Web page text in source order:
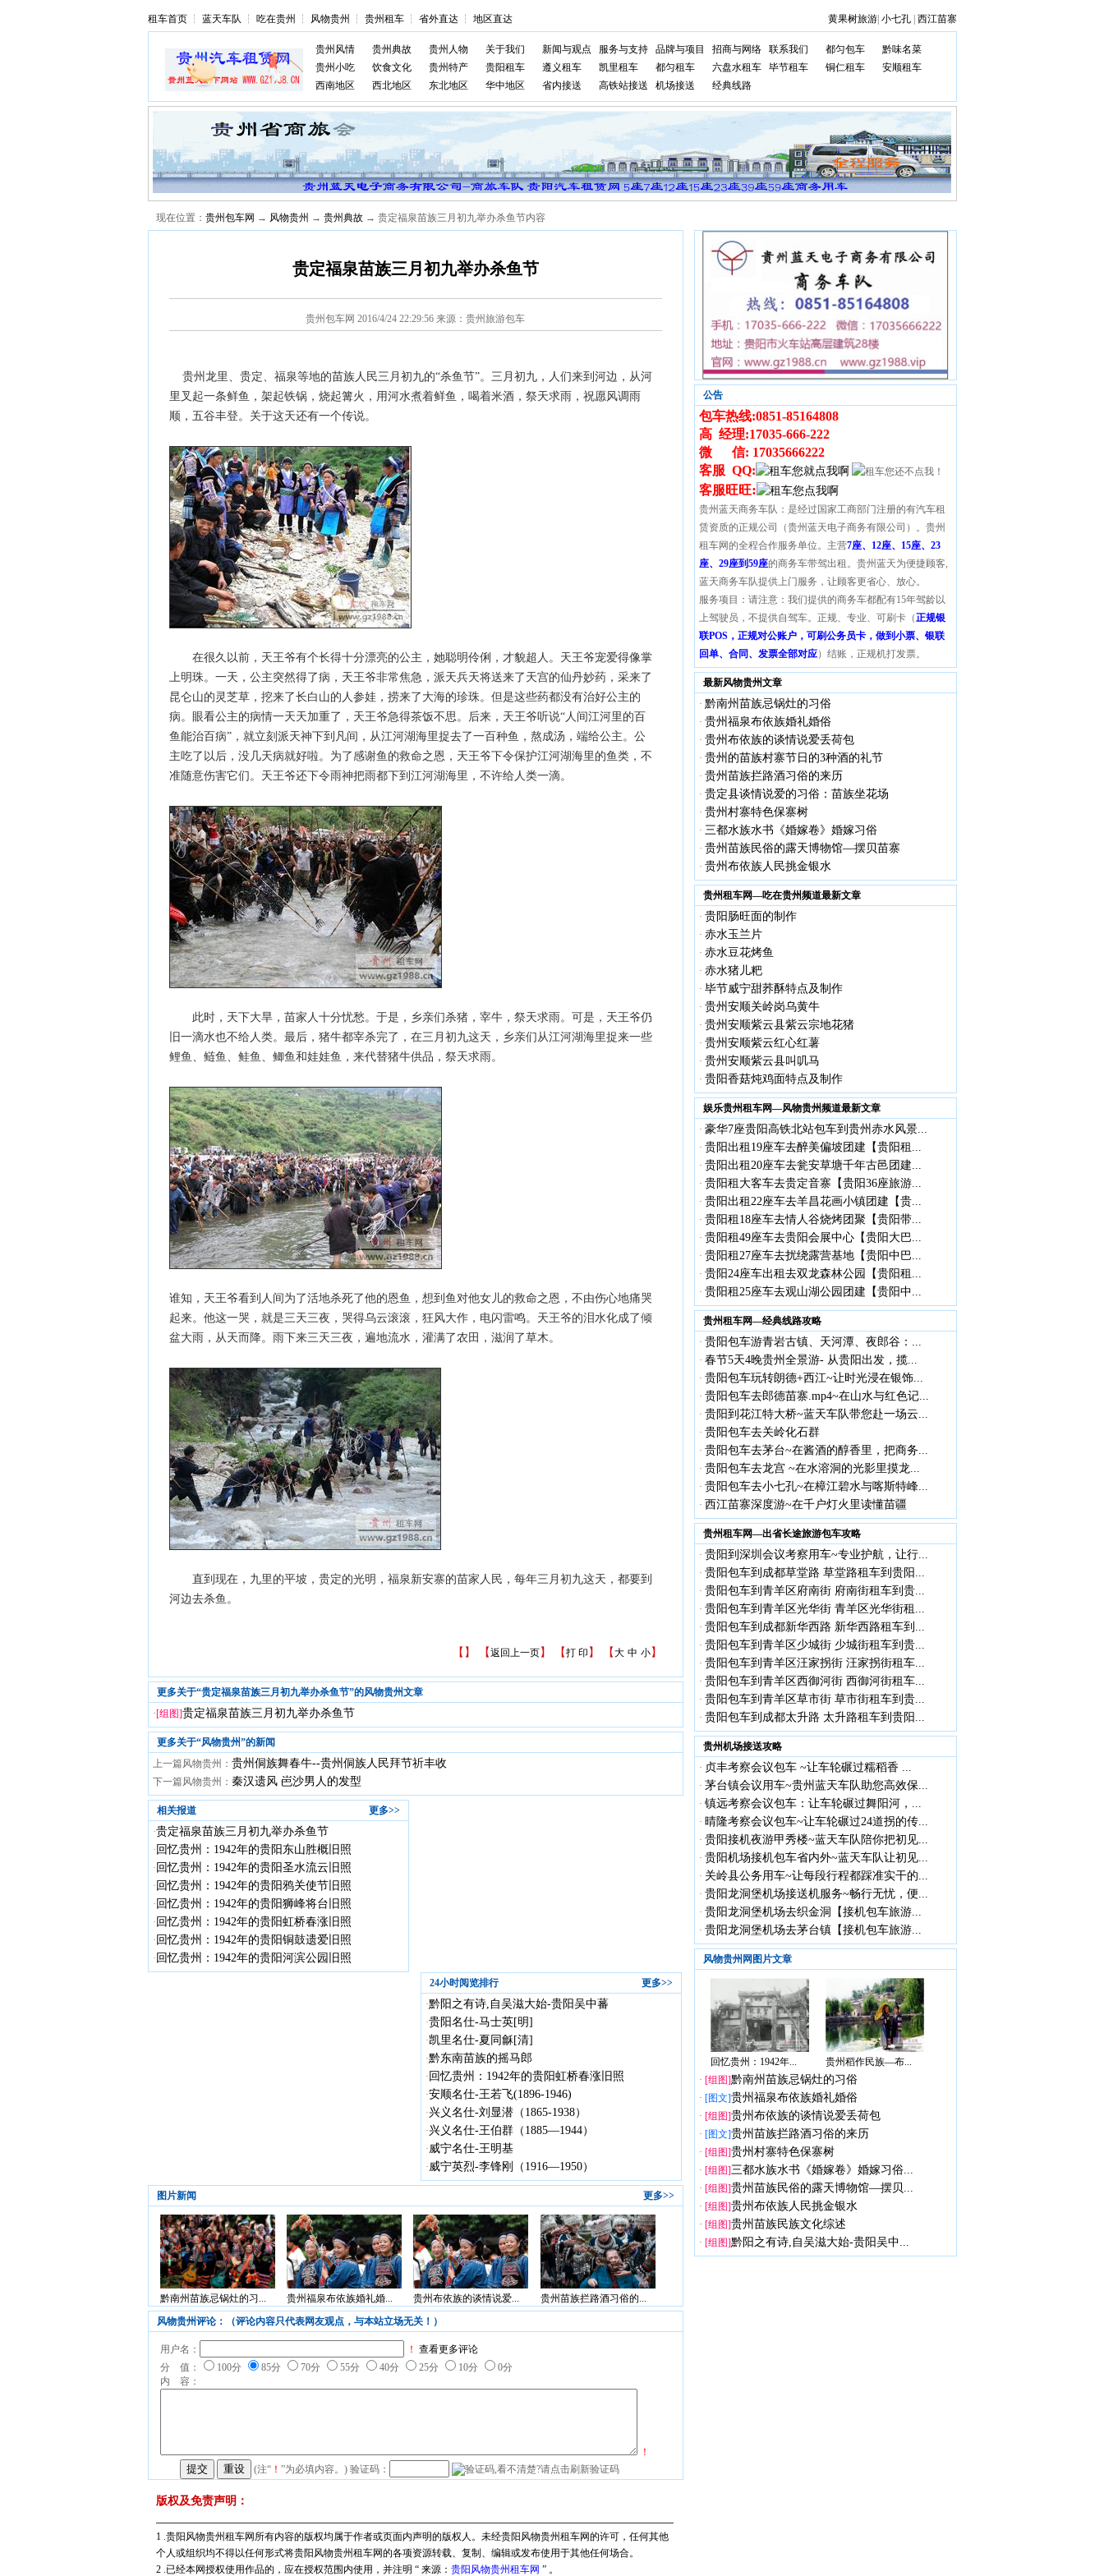
租车首页┆ 蓝天车队 ┆ 吃在贵州 ┆ 风物贵州 ┆ 贵州租车┆ 省外直达┆ 地区直达 黄果树旅游| 小七孔| 西江苗寨
贵州风情 贵州典故 贵州人物 关于我们 新闻与观点 服务与支持 品牌与项目 招商与网络 联系我们 都匀包车
黔味名菜
贵州小吃
饮食文化 贵州特产 贵阳租车 遵义租车 凯里租车 都匀租车 六盘水租车 毕节租车 铜仁租车
安顺租车
西南地区
西北地区 东北地区 华中地区 省内接送 高铁站接送 机场接送 经典线路
现在位置： 贵州包车网 → 风物贵州 → 贵州典故→ 贵定福泉苗族三月初九举办杀鱼节内容
贵定福泉苗族三月初九举办杀鱼节
贵州包车网 2016/4/24 22:29:56 来源：贵州旅游包车
贵州龙里、贵定、福泉等地的苗族人民三月初九的“杀鱼节”。三月初九，人们来到河边，从河
里叉起一条鲜鱼，架起铁锅，烧起篝火，用河水煮着鲜鱼，喝着米酒，祭天求雨，祝愿风调雨
顺，五谷丰登。关于这天还有一个传说。
在很久以前，天王爷有个长得十分漂亮的公主，她聪明伶俐，才貌超人。天王爷宠爱得像掌
上明珠。一天，公主突然得了病，天王爷非常焦急，派天兵天将送来了天宫的仙丹妙药，采来了
昆仑山的灵芝草，挖来了长白山的人参娃，捞来了大海的珍珠。但是这些药都没有治好公主的
病。眼看公主的病情一天天加重了，天王爷急得茶饭不思。后来，天王爷听说“人间江河里的百
鱼能治百病”，就立刻派天神下到凡间，从江河湖海里捉去了一百种鱼，熬成汤，端给公主。公
主吃了以后，没几天病就好啦。为了感谢鱼的救命之恩，天王爷下令保护江河湖海里的鱼类，不
准随意伤害它们。天王爷还下令雨神把雨都下到江河湖海里，不许给人类一滴。
此时，天下大旱，苗家人十分忧愁。于是，乡亲们杀猪，宰牛，祭天求雨。可是，天王爷仍
旧一滴水也不给人类。最后，猪牛都宰杀完了，在三月初九这天，乡亲们从江河湖海里捉来一些
鲤鱼、鲢鱼、鲑鱼、鲫鱼和娃娃鱼，来代替猪牛供品，祭天求雨。
谁知，天王爷看到人间为了活地杀死了他的恩鱼，想到鱼对他女儿的救命之恩，不由伤心地痛哭
起来。他这一哭，就是三天三夜，哭得乌云滚滚，狂风大作，电闪雷鸣。天王爷的泪水化成了倾
盆大雨，从天而降。雨下来三天三夜，遍地流水，灌满了农田，滋润了草木。
直到现在，九里的平坡，贵定的光明，福泉新安寨的苗家人民，每年三月初九这天，都要到
河边去杀鱼。
【 】 【返回上一页】 【打 印 】 【大 中 小】
更多关于“贵定福泉苗族三月初九举办杀鱼节”的风物贵州文章
·[组图]贵定福泉苗族三月初九举办杀鱼节
更多关于“风物贵州”的新闻
上一篇风物贵州： 贵州侗族舞春牛--贵州侗族人民拜节祈丰收
下一篇风物贵州： 秦汉遗风 岜沙男人的发型
更多>>
相关报道
·贵定福泉苗族三月初九举办杀鱼节
· 回忆贵州：1942年的贵阳东山胜概旧照
· 回忆贵州：1942年的贵阳圣水流云旧照
· 回忆贵州：1942年的贵阳鸦关使节旧照
· 回忆贵州：1942年的贵阳狮峰将台旧照
· 回忆贵州：1942年的贵阳虹桥春涨旧照
· 回忆贵州：1942年的贵阳铜鼓遗爱旧照
· 回忆贵州：1942年的贵阳河滨公园旧照
更多>>
24小时阅览排行
·黔阳之有诗,自吴滋大始-贵阳吴中蕃
·贵阳名仕-马士英[明]
·凯里名仕-夏同龢[清]
·黔东南苗族的摇马郎
· 回忆贵州：1942年的贵阳虹桥春涨旧照
·安顺名仕-王若飞(1896-1946)
·兴义名仕-刘显潜（1865-1938）
·兴义名仕-王伯群（1885—1944）
· 威宁名仕-王明基
· 威宁英烈-李锋刚（1916—1950）
更多>>
图片新闻
黔南州苗族忌锅灶的习... 贵州福泉布依族婚礼婚... 贵州布依族的谈情说爱...
贵州苗族拦路酒习俗的...
风物贵州评论：（评论内容只代表网友观点，与本站立场无关！）
用户名： ！ 查看更多评论
分 值：
100分 85分 70分 55分 40分 25分 10分
0分
内 容：
！
(注“！ ”为必填内容。) 验证码：
版权及免责声明：
1 .贵阳风物贵州租车网所有内容的版权均属于作者或页面内声明的版权人。未经贵阳风物贵州租车网的许可，任何其他
个人或组织均不得以任何形式将贵阳风物贵州租车网的各项资源转载、复制、编辑或发布使用于其他任何场合。
2 .已经本网授权使用作品的，应在授权范围内使用，并注明 “ 来源： 贵阳风物贵州租车网 ” 。
公告
包车热线:0851-85164808
高 经理:17035-666-222
微 信: 17035666222
客服 QQ:
客服旺旺:
贵州蓝天商务车队：是经过国家工商部门注册的有汽车租
赁资质的正规公司（贵州蓝天电子商务有限公司）。贵州
租车网的全程合作服务单位。主营7座、12座、15座、23
座、29座到59座的商务车带驾出租。贵州蓝天为便捷顾客,
蓝天商务车队提供上门服务，让顾客更省心、放心。
服务项目：请注意：我们提供的商务车都配有15年驾龄以
上驾驶员，不提供自驾车。正规、专业、可刷卡（正规银
联POS，正规对公账户，可刷公务员卡，做到小票、银联
回单、合同、发票全部对应）结账，正规机打发票。
最新风物贵州文章
· 黔南州苗族忌锅灶的习俗
· 贵州福泉布依族婚礼婚俗
· 贵州布依族的谈情说爱丢荷包
· 贵州的苗族村寨节日的3种酒的礼节
· 贵州苗族拦路酒习俗的来历
· 贵定县谈情说爱的习俗：苗族坐花场
· 贵州村寨特色保寨树
· 三都水族水书《婚嫁卷》婚嫁习俗
· 贵州苗族民俗的露天博物馆—摆贝苗寨
· 贵州布依族人民挑金银水
贵州租车网—吃在贵州频道最新文章
· 贵阳肠旺面的制作
· 赤水玉兰片
· 赤水豆花烤鱼
· 赤水猪儿粑
· 毕节威宁甜荞酥特点及制作
· 贵州安顺关岭岗乌黄牛
· 贵州安顺紫云县紫云宗地花猪
· 贵州安顺紫云红心红薯
· 贵州安顺紫云县叫叽马
· 贵阳香菇炖鸡面特点及制作
娱乐贵州租车网—风物贵州频道最新文章
· 豪华7座贵阳高铁北站包车到贵州赤水风景...
· 贵阳出租19座车去醉美偏坡团建【贵阳租...
· 贵阳出租20座车去瓮安草塘千年古邑团建...
· 贵阳租大客车去贵定音寨【贵阳36座旅游...
· 贵阳出租22座车去羊昌花画小镇团建【贵...
· 贵阳租18座车去情人谷烧烤团聚【贵阳带...
· 贵阳租49座车去贵阳会展中心【贵阳大巴...
· 贵阳租27座车去扰绕露营基地【贵阳中巴...
· 贵阳24座车出租去双龙森林公园【贵阳租...
· 贵阳租25座车去观山湖公园团建【贵阳中...
贵州租车网—经典线路攻略
· 贵阳包车游青岩古镇、天河潭、夜郎谷：...
· 春节5天4晚贵州全景游- 从贵阳出发，揽...
· 贵阳包车玩转朗德+西江~让时光浸在银饰...
· 贵阳包车去郎德苗寨.mp4~在山水与红色记...
· 贵阳到花江特大桥~蓝天车队带您赴一场云...
· 贵阳包车去关岭化石群
· 贵阳包车去茅台~在酱酒的醇香里，把商务...
· 贵阳包车去龙宫 ~在水溶洞的光影里摸龙...
· 贵阳包车去小七孔~在樟江碧水与喀斯特峰...
· 西江苗寨深度游~在千户灯火里读懂苗疆
贵州租车网—出省长途旅游包车攻略
· 贵阳到深圳会议考察用车~专业护航，让行...
· 贵阳包车到成都草堂路 草堂路租车到贵阳...
· 贵阳包车到青羊区府南街 府南街租车到贵...
· 贵阳包车到青羊区光华街 青羊区光华街租...
· 贵阳包车到成都新华西路 新华西路租车到...
· 贵阳包车到青羊区少城街 少城街租车到贵...
· 贵阳包车到青羊区汪家拐街 汪家拐街租车...
· 贵阳包车到青羊区西御河街 西御河街租车...
· 贵阳包车到青羊区草市街 草市街租车到贵...
· 贵阳包车到成都太升路 太升路租车到贵阳...
贵州机场接送攻略
· 贞丰考察会议包车 ~让车轮碾过糯稻香 ...
· 茅台镇会议用车~贵州蓝天车队助您高效保...
· 镇远考察会议包车：让车轮碾过舞阳河，...
· 晴隆考察会议包车~让车轮碾过24道拐的传...
· 贵阳接机夜游甲秀楼~蓝天车队陪你把初见...
· 贵阳机场接机包车省内外~蓝天车队让初见...
· 关岭县公务用车~让每段行程都踩准实干的...
· 贵阳龙洞堡机场接送机服务~畅行无忧，便...
· 贵阳龙洞堡机场去织金洞【接机包车旅游...
· 贵阳龙洞堡机场去茅台镇【接机包车旅游...
风物贵州网图片文章
回忆贵州：1942年...
贵州稻作民族—布...
· [组图]黔南州苗族忌锅灶的习俗
· [图文]贵州福泉布依族婚礼婚俗
· [组图]贵州布依族的谈情说爱丢荷包
· [图文]贵州苗族拦路酒习俗的来历
· [组图]贵州村寨特色保寨树
· [组图]三都水族水书《婚嫁卷》婚嫁习俗...
· [组图]贵州苗族民俗的露天博物馆—摆贝...
· [组图]贵州布依族人民挑金银水
· [组图]贵州苗族民族文化综述
· [组图]黔阳之有诗,自吴滋大始-贵阳吴中...